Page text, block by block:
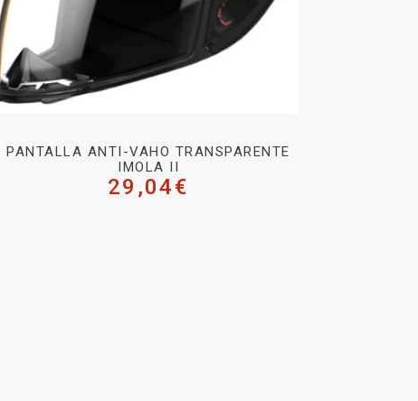
PANTALLA ANTI-VAHO TRANSPARENTE
IMOLA II
29,04€